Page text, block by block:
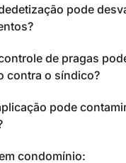
pode
de pragas
contra o síndico?
pode
condomínio: